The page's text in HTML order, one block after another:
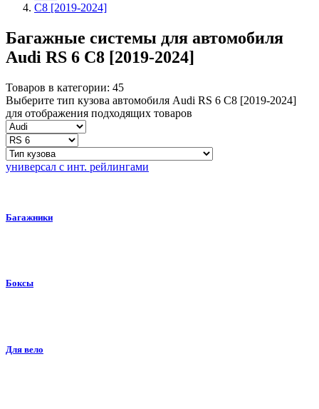
C8 [2019-2024]
Багажные системы для автомобиля
Audi RS 6 C8 [2019-2024]
Товаров в категории: 45
Выберите тип кузова автомобиля Audi RS 6 C8 [2019-2024]
для отображения подходящих товаров
универсал с инт. рейлингами
Багажники
Боксы
Для вело